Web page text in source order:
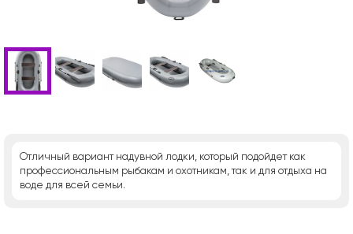
Отличный вариант надувной лодки, который подойдет как
профессиональным рыбакам и охотникам, так и для отдыха на
воде для всей семьи.